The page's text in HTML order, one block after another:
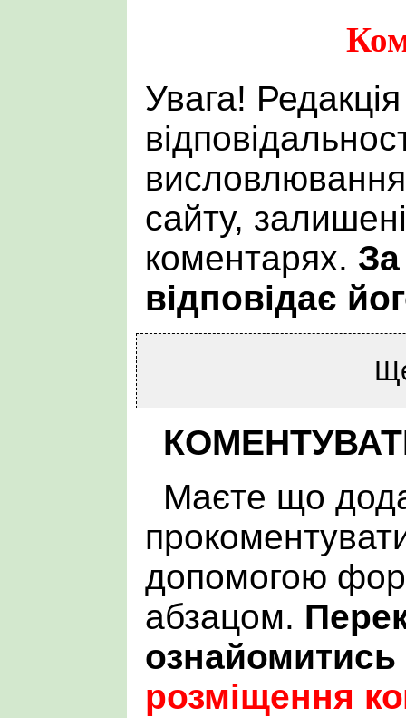
Увага!
висловлювання
сайту,
коментарях.
відповідає
Маєте що
допомогою
абзацом.
розміщення